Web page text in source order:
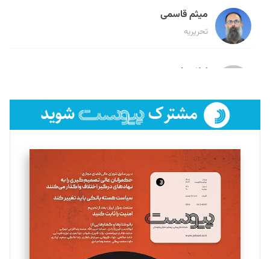
میثم قاسمی
تحریریه
لیلا حنارود
فائزه فتحی رستمی
تحریریه
سروش کرمیان
تحریریه
مینا پاکدل